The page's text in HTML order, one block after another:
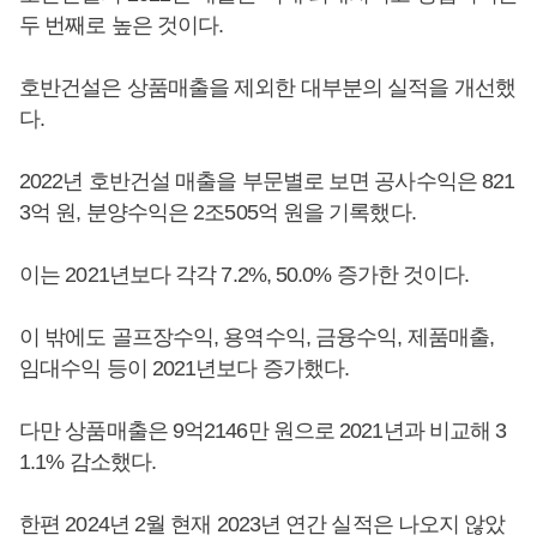
두 번째로 높은 것이다.
호반건설은 상품매출을 제외한 대부분의 실적을 개선했
다.
2022년 호반건설 매출을 부문별로 보면 공사수익은 821
3억 원, 분양수익은 2조505억 원을 기록했다.
이는 2021년보다 각각 7.2%, 50.0% 증가한 것이다.
이 밖에도 골프장수익, 용역수익, 금융수익, 제품매출,
임대수익 등이 2021년보다 증가했다.
다만 상품매출은 9억2146만 원으로 2021년과 비교해 3
1.1% 감소했다.
한편 2024년 2월 현재 2023년 연간 실적은 나오지 않았